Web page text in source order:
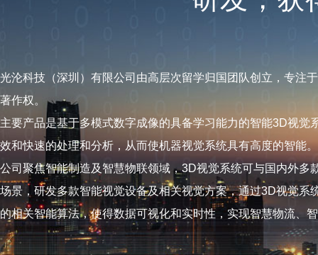
光沦科技（深圳）有限公司由高层次留学归国团队创立，专注
著作权。
主要产品是基于多模式数字成像的具备学习能力的智能3D视
效和快速的处理和分析，从而使机器视觉系统具有高度的智能
公司聚焦智能制造及智慧物联领域，3D视觉系统可与国内外
场景，研发多款智能视觉设备及相关视觉方案，通过3D视觉
的相关智能算法，使得数据可视化和实时性，实现智慧物流、